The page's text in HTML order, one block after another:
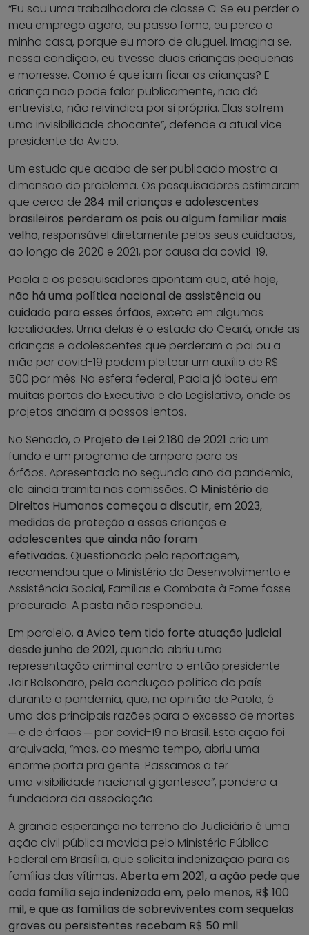
“Eu sou uma trabalhadora de classe C. Se eu perder o
meu emprego agora, eu passo fome, eu perco a
minha casa, porque eu moro de aluguel. Imagina se,
nessa condição, eu tivesse duas crianças pequenas
e morresse. Como é que iam ficar as crianças? E
criança não pode falar publicamente, não dá
entrevista, não reivindica por si própria. Elas sofrem
uma invisibilidade chocante”, defende a atual vice-
presidente da Avico.
Um estudo que acaba de ser publicado mostra a
dimensão do problema. Os pesquisadores estimaram
que cerca de 284 mil crianças e adolescentes
brasileiros perderam os pais ou algum familiar mais
velho, responsável diretamente pelos seus cuidados,
ao longo de 2020 e 2021, por causa da covid-19.
Paola e os pesquisadores apontam que, até hoje,
não há uma política nacional de assistência ou
cuidado para esses órfãos, exceto em algumas
localidades. Uma delas é o estado do Ceará, onde as
crianças e adolescentes que perderam o pai ou a
mãe por covid-19 podem pleitear um auxílio de R$
500 por mês. Na esfera federal, Paola já bateu em
muitas portas do Executivo e do Legislativo, onde os
projetos andam a passos lentos.
No Senado, o Projeto de Lei 2.180 de 2021 cria um
fundo e um programa de amparo para os
órfãos. Apresentado no segundo ano da pandemia,
ele ainda tramita nas comissões. O Ministério de
Direitos Humanos começou a discutir, em 2023,
medidas de proteção a essas crianças e
adolescentes que ainda não foram
efetivadas. Questionado pela reportagem,
recomendou que o Ministério do Desenvolvimento e
Assistência Social, Famílias e Combate à Fome fosse
procurado. A pasta não respondeu.
Em paralelo, a Avico tem tido forte atuação judicial
desde junho de 2021, quando abriu uma
representação criminal contra o então presidente
Jair Bolsonaro, pela condução política do país
durante a pandemia, que, na opinião de Paola, é
uma das principais razões para o excesso de mortes
─ e de órfãos ─ por covid-19 no Brasil. Esta ação foi
arquivada, “mas, ao mesmo tempo, abriu uma
enorme porta pra gente. Passamos a ter
uma visibilidade nacional gigantesca”, pondera a
fundadora da associação.
A grande esperança no terreno do Judiciário é uma
ação civil pública movida pelo Ministério Público
Federal em Brasília, que solicita indenização para as
famílias das vítimas. Aberta em 2021, a ação pede que
cada família seja indenizada em, pelo menos, R$ 100
mil, e que as famílias de sobreviventes com sequelas
graves ou persistentes recebam R$ 50 mil.